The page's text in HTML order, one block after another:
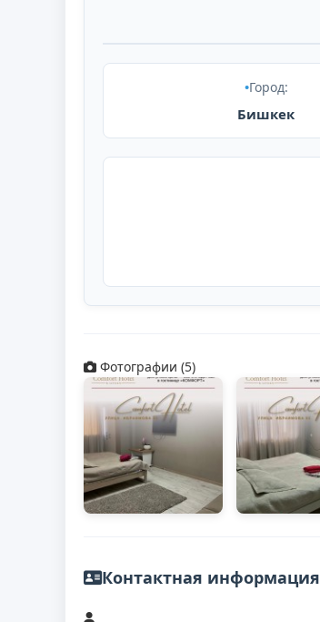
Город:
Бишкек
Фотографии (5)
Контактная информация